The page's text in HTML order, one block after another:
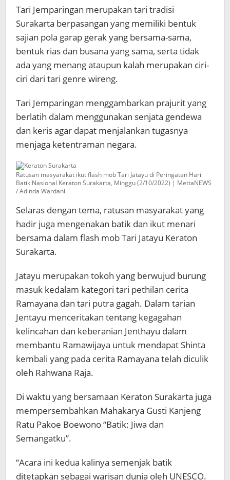
Tari Jemparingan merupakan tari tradisi
Surakarta berpasangan yang memiliki bentuk
sajian pola garap gerak yang bersama-sama,
bentuk rias dan busana yang sama, serta tidak
ada yang menang ataupun kalah merupakan ciri-
ciri dari tari genre wireng.
Tari Jemparingan menggambarkan prajurit yang
berlatih dalam menggunakan senjata gendewa
dan keris agar dapat menjalankan tugasnya
menjaga ketentraman negara.
Ratusan masyarakat ikut flash mob Tari Jatayu di Peringatan Hari
Batik Nasional Keraton Surakarta, Minggu (2/10/2022) | MettaNEWS
/ Adinda Wardani
Selaras dengan tema, ratusan masyarakat yang
hadir juga mengenakan batik dan ikut menari
bersama dalam flash mob Tari Jatayu Keraton
Surakarta.
Jatayu merupakan tokoh yang berwujud burung
masuk kedalam kategori tari pethilan cerita
Ramayana dan tari putra gagah. Dalam tarian
Jentayu menceritakan tentang kegagahan
kelincahan dan keberanian Jenthayu dalam
membantu Ramawijaya untuk mendapat Shinta
kembali yang pada cerita Ramayana telah diculik
oleh Rahwana Raja.
Di waktu yang bersamaan Keraton Surakarta juga
mempersembahkan Mahakarya Gusti Kanjeng
Ratu Pakoe Boewono “Batik: Jiwa dan
Semangatku”.
“Acara ini kedua kalinya semenjak batik
ditetapkan sebagai warisan dunia oleh UNESCO.